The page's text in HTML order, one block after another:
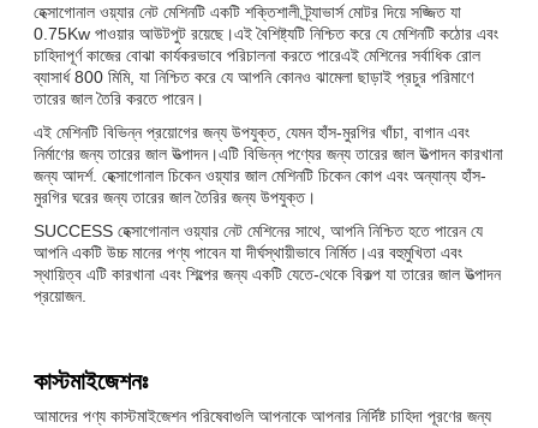
হেক্সাগোনাল ওয়্যার নেট মেশিনটি একটি শক্তিশালী ট্র্যাভার্স মোটর দিয়ে সজ্জিত যা
0.75Kw পাওয়ার আউটপুট রয়েছে।এই বৈশিষ্ট্যটি নিশ্চিত করে যে মেশিনটি কঠোর এবং
চাহিদাপূর্ণ কাজের বোঝা কার্যকরভাবে পরিচালনা করতে পারেএই মেশিনের সর্বাধিক রোল
ব্যাসার্ধ 800 মিমি, যা নিশ্চিত করে যে আপনি কোনও ঝামেলা ছাড়াই প্রচুর পরিমাণে
তারের জাল তৈরি করতে পারেন।
এই মেশিনটি বিভিন্ন প্রয়োগের জন্য উপযুক্ত, যেমন হাঁস-মুরগির খাঁচা, বাগান এবং
নির্মাণের জন্য তারের জাল উত্পাদন।এটি বিভিন্ন পণ্যের জন্য তারের জাল উত্পাদন কারখানা
জন্য আদর্শ. হেক্সাগোনাল চিকেন ওয়্যার জাল মেশিনটি চিকেন কোপ এবং অন্যান্য হাঁস-
মুরগির ঘরের জন্য তারের জাল তৈরির জন্য উপযুক্ত।
SUCCESS হেক্সাগোনাল ওয়্যার নেট মেশিনের সাথে, আপনি নিশ্চিত হতে পারেন যে
আপনি একটি উচ্চ মানের পণ্য পাবেন যা দীর্ঘস্থায়ীভাবে নির্মিত।এর বহুমুখিতা এবং
স্থায়িত্ব এটি কারখানা এবং শিল্পের জন্য একটি যেতে-থেকে বিকল্প যা তারের জাল উত্পাদন
প্রয়োজন.
কাস্টমাইজেশনঃ
আমাদের পণ্য কাস্টমাইজেশন পরিষেবাগুলি আপনাকে আপনার নির্দিষ্ট চাহিদা পূরণের জন্য